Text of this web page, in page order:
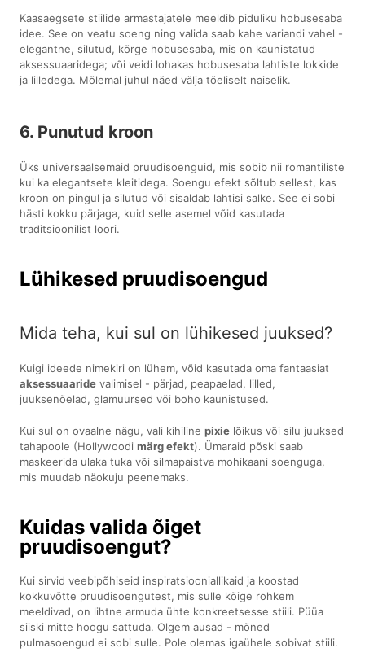
Kaasaegsete stiilide armastajatele meeldib piduliku hobusesaba
idee. See on veatu soeng ning valida saab kahe variandi vahel -
elegantne, silutud, kõrge hobusesaba, mis on kaunistatud
aksessuaaridega; või veidi lohakas hobusesaba lahtiste lokkide
ja lilledega. Mõlemal juhul näed välja tõeliselt naiselik.
6. Punutud kroon
Üks universaalsemaid pruudisoenguid, mis sobib nii romantiliste
kui ka elegantsete kleitidega. Soengu efekt sõltub sellest, kas
kroon on pingul ja silutud või sisaldab lahtisi salke. See ei sobi
hästi kokku pärjaga, kuid selle asemel võid kasutada
traditsioonilist loori.
Lühikesed pruudisoengud
Mida teha, kui sul on lühikesed juuksed?
Kuigi ideede nimekiri on lühem, võid kasutada oma fantaasiat
aksessuaaride valimisel - pärjad, peapaelad, lilled,
juuksenõelad, glamuursed või boho kaunistused.
Kui sul on ovaalne nägu, vali kihilinepixie lõikus või silu juuksed
tahapoole (Hollywoodimärg efekt). Ümaraid põski saab
maskeerida ulaka tuka või silmapaistva mohikaani soenguga,
mis muudab näokuju peenemaks.
Kuidas valida õiget
pruudisoengut?
Kui sirvid veebipõhiseid inspiratsiooniallikaid ja koostad
kokkuvõtte pruudisoengutest, mis sulle kõige rohkem
meeldivad, on lihtne armuda ühte konkreetsesse stiili. Püüa
siiski mitte hoogu sattuda. Olgem ausad - mõned
pulmasoengud ei sobi sulle. Pole olemas igaühele sobivat stiili.